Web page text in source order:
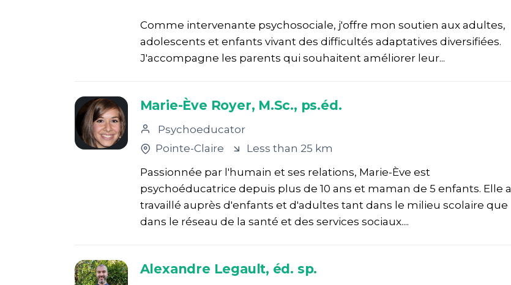
Comme intervenante psychosociale, j'offre mon soutien aux adultes,
adolescents et enfants vivant des difficultés adaptatives diversifiées.
J'accompagne les parents qui souhaitent améliorer leur...
Marie-Ève Royer, M.Sc., ps.éd.
Psychoeducator
Pointe-Claire
Less than 25 km
Passionnée par l'humain et ses relations, Marie-Ève est
psychoéducatrice depuis plus de 10 ans et maman de 5 enfants. Elle a
travaillé auprès d'enfants et d'adultes tant dans le milieu scolaire que
dans le réseau de la santé et des services sociaux....
Alexandre Legault, éd. sp.